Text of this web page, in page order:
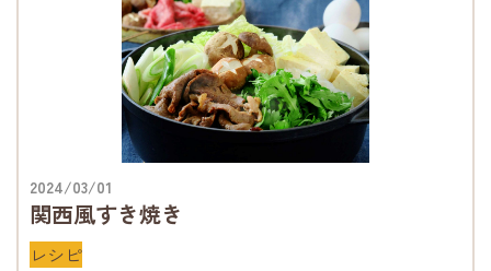
2024/03/01
関西風すき焼き
レシピ